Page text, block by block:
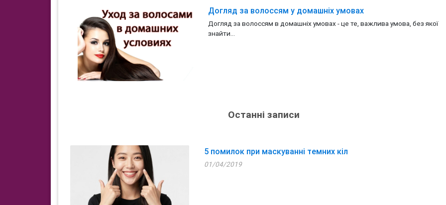
Догляд за волоссям у домашніх умовах
Догляд за волоссям в домашніх умовах - це те, важлива умова, без якої
знайти...
Останні записи
5 помилок при маскуванні темних кіл
01/04/2019